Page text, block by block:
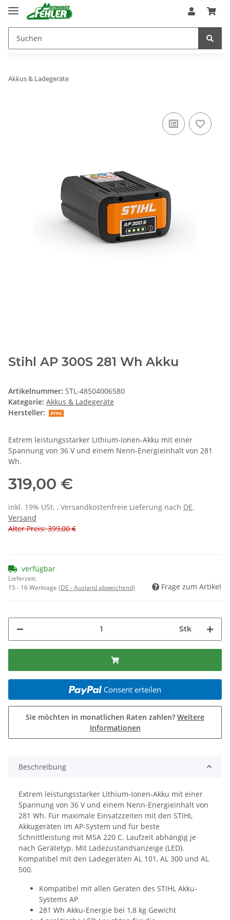
Akkus & Ladegeräte
Stihl AP 300S 281 Wh Akku
Artikelnummer: STL-48504006580
Kategorie: Akkus & Ladegeräte
Hersteller:
Extrem leistungsstarker Lithium-Ionen-Akku mit einer
Spannung von 36 V und einem Nenn-Energieinhalt von 281
Wh.
319,00 €
inkl. 19% USt. , Versandkostenfreie Lieferung nach DE.
Versand
Alter Preis: 399,00 €
verfügbar
Lieferzeit:
15 - 16 Werktage (DE - Ausland abweichend) Frage zum Artikel
Stk
Consent erteilen
Sie möchten in monatlichen Raten zahlen? Weitere
Informationen
Beschreibung
Extrem leistungsstarker Lithium-Ionen-Akku mit einer
Spannung von 36 V und einem Nenn-Energieinhalt von
281 Wh. Für maximale Einsatzzeiten mit den STIHL
Akkugeräten im AP-System und für beste
Schnittleistung mit MSA 220 C. Laufzeit abhängig je
nach Gerätetyp. Mit Ladezustandsanzeige (LED).
Kompatibel mit den Ladegeräten AL 101, AL 300 und AL
500.
Kompatibel mit allen Geräten des STIHL Akku-
Systems AP
281 Wh Akku-Energie bei 1,8 kg Gewicht